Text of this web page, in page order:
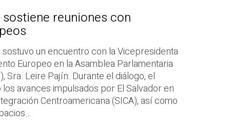
reuniones con
un encuentro con la Vicepresidenta
Europeo en la Asamblea Parlamentaria
Sra. Leire Pajín. Durante el diálogo, el
avances impulsados por El Salvador en
Centroamericana (SICA), así como